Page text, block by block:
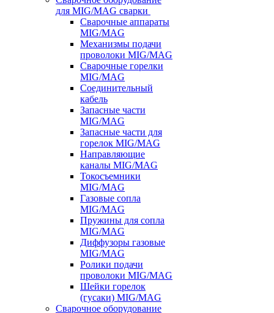
для MIG/MAG сварки
Сварочные аппараты
MIG/MAG
Механизмы подачи
проволоки MIG/MAG
Сварочные горелки
MIG/MAG
Соединительный
кабель
Запасные части
MIG/MAG
Запасные части для
горелок MIG/MAG
Направляющие
каналы MIG/MAG
Токосъемники
MIG/MAG
Газовые сопла
MIG/MAG
Пружины для сопла
MIG/MAG
Диффузоры газовые
MIG/MAG
Ролики подачи
проволоки MIG/MAG
Шейки горелок
(гусаки) MIG/MAG
Сварочное оборудование